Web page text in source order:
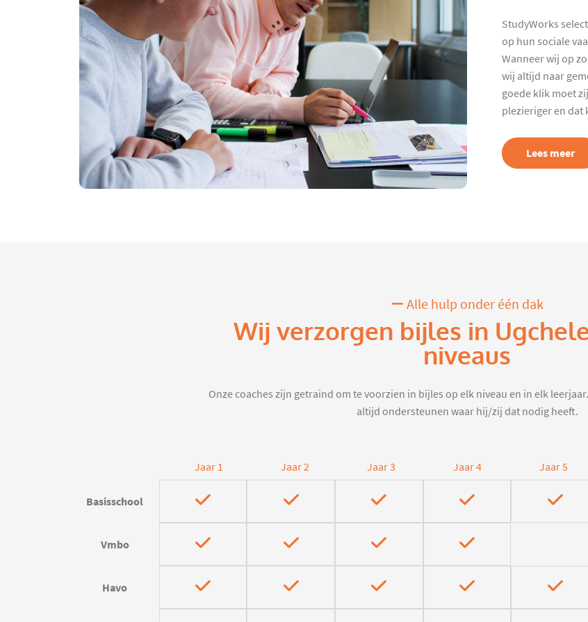
StudyWorks
op hun sociale
Wanneer wij op
wij altijd naar
goede klik moet
plezieriger en dat
Lees meer
Alle hulp onder één dak
Wij verzorgen bijles in
niveaus
Onze coaches zijn getraind om te voorzien in bijles op elk niveau en in elk
altijd ondersteunen waar hij/zij dat nodig heeft.
Jaar 1 Jaar 2 Jaar 3 Jaar 4 Jaar 5
Basisschool
Vmbo
Havo